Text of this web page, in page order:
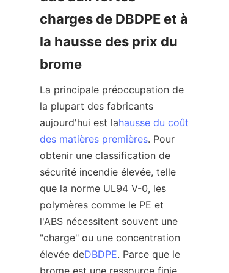
charges de DBDPE et à
la hausse des prix du
brome
La principale préoccupation de
la plupart des fabricants
aujourd'hui est lahausse du coût
des matières premières. Pour
obtenir une classification de
sécurité incendie élevée, telle
que la norme UL94 V-0, les
polymères comme le PE et
l'ABS nécessitent souvent une
"charge" ou une concentration
élevée deDBDPE. Parce que le
brome est une ressource finie